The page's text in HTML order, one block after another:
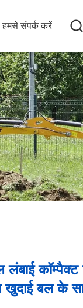
हमसे संपर्क करें
लंबाई
बल के